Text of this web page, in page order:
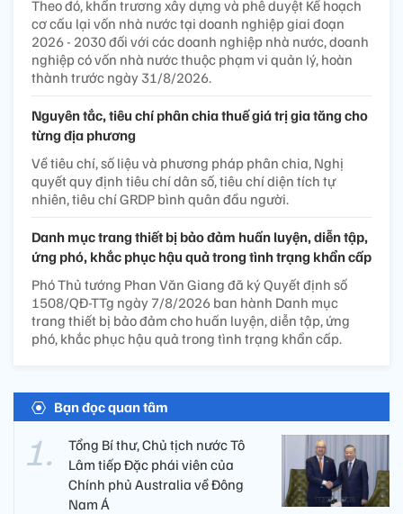
Theo đó, khẩn trương xây dựng và phê duyệt Kế hoạch
cơ cấu lại vốn nhà nước tại doanh nghiệp giai đoạn
2026 - 2030 đối với các doanh nghiệp nhà nước, doanh
nghiệp có vốn nhà nước thuộc phạm vi quản lý, hoàn
thành trước ngày 31/8/2026.
Nguyên tắc, tiêu chí phân chia thuế giá trị gia tăng cho
từng địa phương
Về tiêu chí, số liệu và phương pháp phân chia, Nghị
quyết quy định tiêu chí dân số, tiêu chí diện tích tự
nhiên, tiêu chí GRDP bình quân đầu người.
Danh mục trang thiết bị bảo đảm huấn luyện, diễn tập,
ứng phó, khắc phục hậu quả trong tình trạng khẩn cấp
Phó Thủ tướng Phan Văn Giang đã ký Quyết định số
1508/QĐ-TTg ngày 7/8/2026 ban hành Danh mục
trang thiết bị bảo đảm cho huấn luyện, diễn tập, ứng
phó, khắc phục hậu quả trong tình trạng khẩn cấp.
Bạn đọc quan tâm
Tổng Bí thư, Chủ tịch nước Tô
Lâm tiếp Đặc phái viên của
Chính phủ Australia về Đông
Nam Á